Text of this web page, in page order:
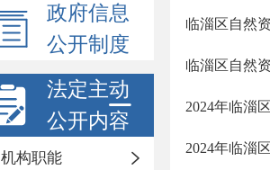
政府信息
公开制度
法定主动
公开内容
机构职能
临淄区自然
临淄区自然
2024年临淄
2024年临淄